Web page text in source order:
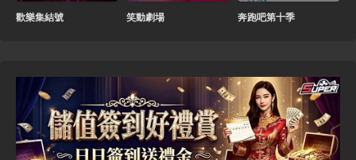
歡樂集結號 笑動劇場 奔跑吧第十季